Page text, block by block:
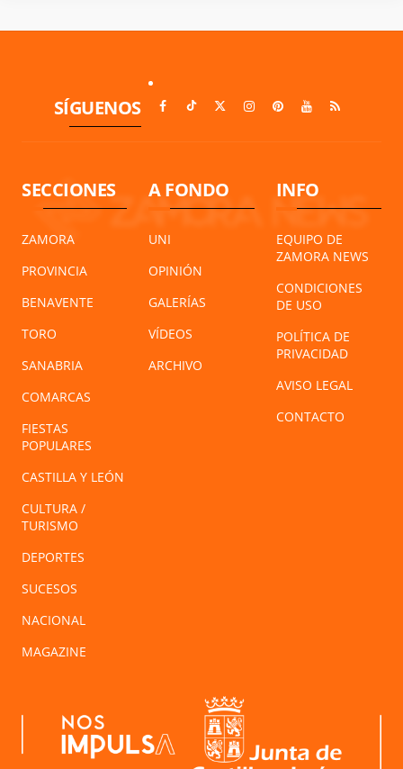
SÍGUENOS
SECCIONES
ZAMORA
PROVINCIA
BENAVENTE
TORO
SANABRIA
COMARCAS
FIESTAS
POPULARES
CASTILLA Y LEÓN
CULTURA /
TURISMO
DEPORTES
SUCESOS
NACIONAL
MAGAZINE
A FONDO
UNI
OPINIÓN
GALERÍAS
VÍDEOS
ARCHIVO
INFO
EQUIPO DE
ZAMORA NEWS
CONDICIONES
DE USO
POLÍTICA DE
PRIVACIDAD
AVISO LEGAL
CONTACTO